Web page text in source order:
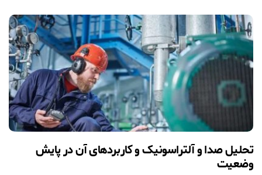
تحلیل صدا و آلتراسونیک و کاربردهای آن در پایش
وضعیت